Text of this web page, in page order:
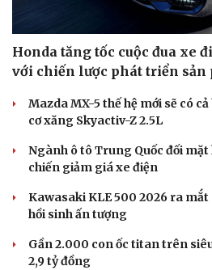
Du lịch
Săn Tour
check-in
Honda tăng tốc cuộc đua xe
với chiến lược phát triển sản
Mazda MX-5 thế hệ mới sẽ có
cơ xăng Skyactiv-Z 2.5L
Ngành ô tô Trung Quốc đối
chiến giảm giá xe điện
Kawasaki KLE 500 2026 ra mắt
hồi sinh ấn tượng
Gần 2.000 con ốc titan trên
2,9 tỷ đồng